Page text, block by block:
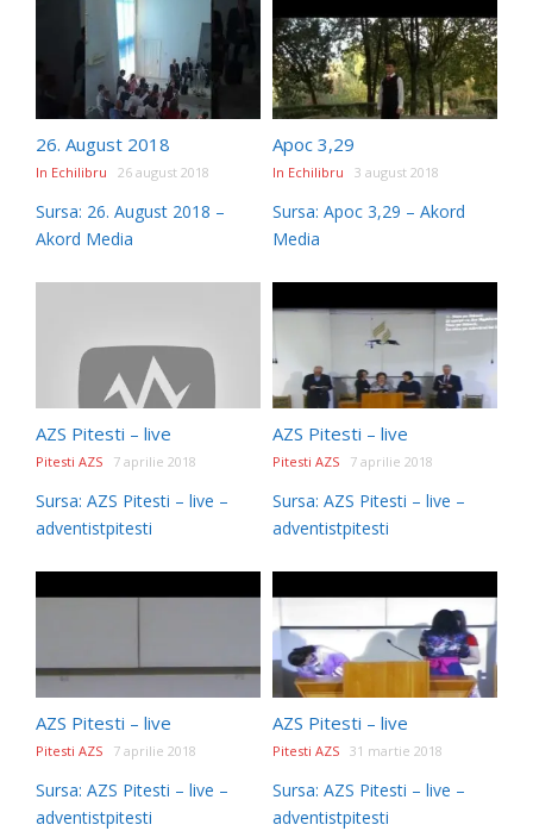
26. August 2018
In Echilibru 26 august 2018
Sursa: 26. August 2018 –
Akord Media
Apoc 3,29
In Echilibru 3 august 2018
Sursa: Apoc 3,29 – Akord
Media
AZS Pitesti – live
Pitesti AZS 7 aprilie 2018
Sursa: AZS Pitesti – live –
adventistpitesti
AZS Pitesti – live
Pitesti AZS 7 aprilie 2018
Sursa: AZS Pitesti – live –
adventistpitesti
AZS Pitesti – live
Pitesti AZS 7 aprilie 2018
Sursa: AZS Pitesti – live –
adventistpitesti
AZS Pitesti – live
Pitesti AZS 31 martie 2018
Sursa: AZS Pitesti – live –
adventistpitesti